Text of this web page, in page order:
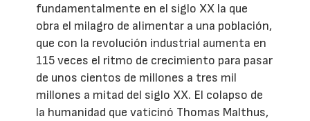
fundamentalmente en el siglo XX la que
obra el milagro de alimentar a una población,
que con la revolución industrial aumenta en
115 veces el ritmo de crecimiento para pasar
de unos cientos de millones a tres mil
millones a mitad del siglo XX. El colapso de
la humanidad que vaticinó Thomas Malthus,